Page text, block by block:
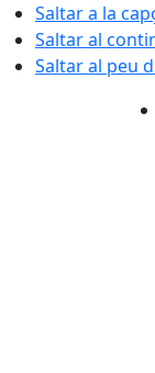
Saltar a la
Saltar al
Saltar al peu